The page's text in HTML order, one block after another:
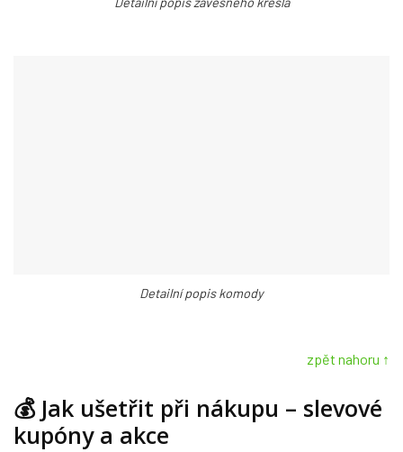
Detailní popis komody
zpět nahoru ↑
💰 Jak ušetřit při nákupu – slevové
kupóny a akce